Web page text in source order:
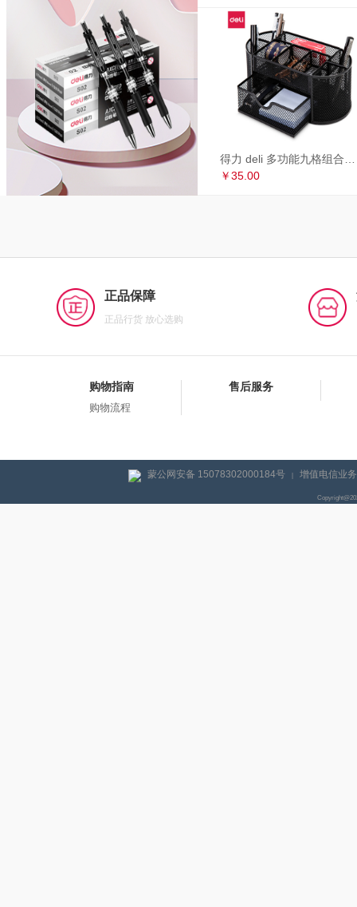
￥35.00
正品保障
正品行货 放心选购
购物指南
购物流程
售后服务
蒙公网安备 15078302000184号 | 增值电信业